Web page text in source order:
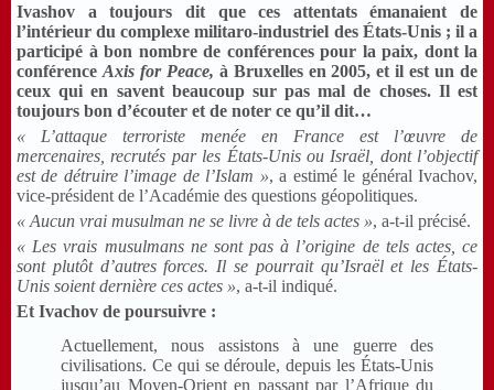
Ivashov a toujours dit que ces attentats émanaient de
l’intérieur du complexe militaro-industriel des États-Unis ; il a
participé à bon nombre de conférences pour la paix, dont la
conférence Axis for Peace, à Bruxelles en 2005, et il est un de
ceux qui en savent beaucoup sur pas mal de choses. Il est
toujours bon d’écouter et de noter ce qu’il dit…
« L’attaque terroriste menée en France est l’œuvre de
mercenaires, recrutés par les États-Unis ou Israël, dont l’objectif
est de détruire l’image de l’Islam », a estimé le général Ivachov,
vice-président de l’Académie des questions géopolitiques.
« Aucun vrai musulman ne se livre à de tels actes », a-t-il précisé.
« Les vrais musulmans ne sont pas à l’origine de tels actes, ce
sont plutôt d’autres forces. Il se pourrait qu’Israël et les États-
Unis soient dernière ces actes », a-t-il indiqué.
Et Ivachov de poursuivre :
Actuellement, nous assistons à une guerre des
civilisations. Ce qui se déroule, depuis les États-Unis
jusqu’au Moyen-Orient en passant par l’Afrique du